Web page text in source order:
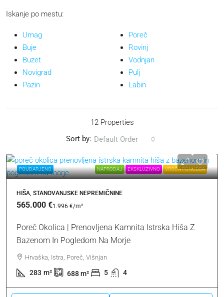
Iskanje po mestu:
Umag
Buje
Buzet
Novigrad
Pazin
Poreč
Rovinj
Vodnjan
Pulj
Labin
12 Properties
Sort by: Default Order
POUDARJENO NAPRODAJ EKSKLUZIVNO VROČA PONUDBA
HIŠA, STANOVANJSKE NEPREMIČNINE
565.000 €1.996 €/m²
Poreč Okolica | Prenovljena Kamnita Istrska Hiša Z
Bazenom In Pogledom Na Morje
Hrvaška, Istra, Poreč, Višnjan
283 m² 688m² 5 4